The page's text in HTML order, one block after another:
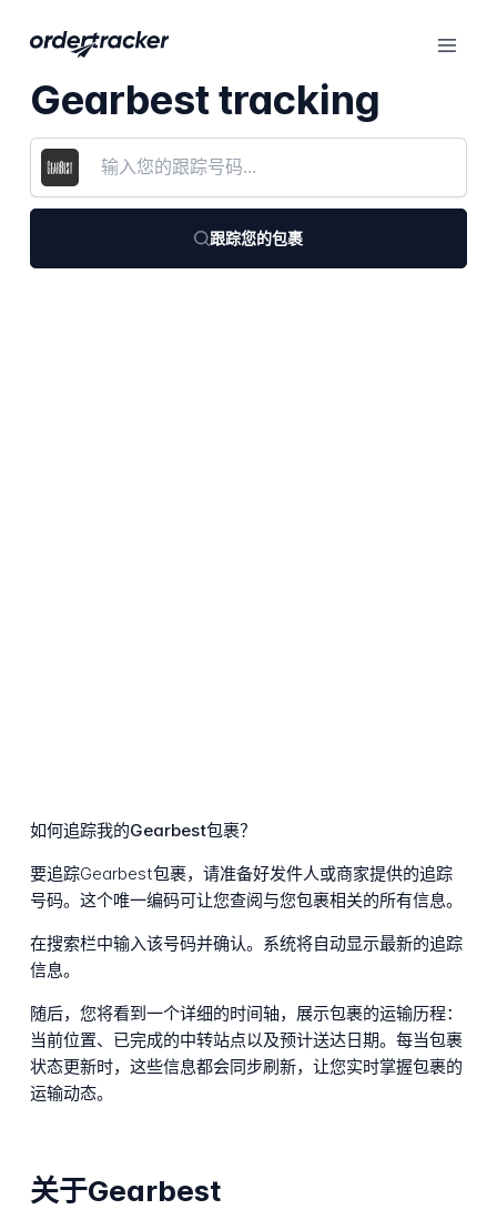
Gearbest tracking
跟踪您的包裹
如何追踪我的Gearbest包裹？
要追踪Gearbest包裹，请准备好发件人或商家提供的追踪
号码。这个唯一编码可让您查阅与您包裹相关的所有信息。
在搜索栏中输入该号码并确认。系统将自动显示最新的追踪
信息。
随后，您将看到一个详细的时间轴，展示包裹的运输历程：
当前位置、已完成的中转站点以及预计送达日期。每当包裹
状态更新时，这些信息都会同步刷新，让您实时掌握包裹的
运输动态。
关于Gearbest